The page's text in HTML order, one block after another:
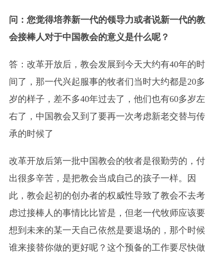
问：您觉得培养新一代的领导力或者说新一代的教
会接棒人对于中国教会的意义是什么呢？
答：改革开放后，教会发展到今天大约有40年的时
间了，那一代兴起服事的牧者们当时大约都是20多
岁的样子，差不多40年过去了，他们也有60多岁左
右了，中国教会又到了要再一次考虑新老交替与传
承的时候了
改革开放后第一批中国教会的牧者是很勤劳的，付
出很多辛苦，是把教会当成自己的孩子一样。因
此，教会起初的创办者的权威性导致了教会不去考
虑过接棒人的事情比比皆是，但老一代牧师应该要
想到未来的某一天自己依然是要退场的，那个时候
谁来接替你做的更好呢？这个预备的工作要尽快做